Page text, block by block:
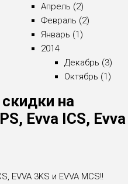
Апрель (2)
Февраль (2)
Январь (1)
2014
Декабрь (3)
Октябрь (1)
на
Evva ICS, Evva